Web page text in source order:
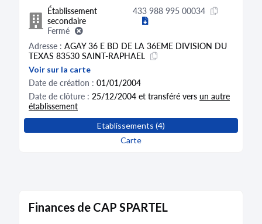
Établissement
secondaire
Fermé
433 988 995 00034
Adresse : AGAY 36 E BD DE LA 36EME DIVISION DU
TEXAS 83530 SAINT-RAPHAEL
Voir sur la carte
Date de création : 01/01/2004
Date de clôture : 25/12/2004 et transféré vers un autre
établissement
Activité distincte :Location de logements (70.2A)
433 988 995 00026
Voir sur la carte
Etablissements (4)
Carte
Finances de CAP SPARTEL